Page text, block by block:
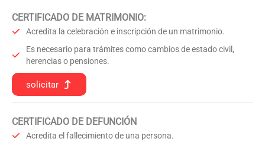
CERTIFICADO DE MATRIMONIO:
Acredita la celebración e inscripción de un matrimonio.
Es necesario para trámites como cambios de estado civil,
herencias o pensiones.
solicitar
CERTIFICADO DE DEFUNCIÓN
Acredita el fallecimiento de una persona.